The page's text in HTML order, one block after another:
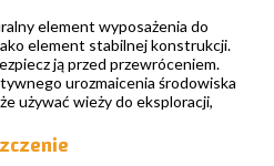
element wyposażenia do
element stabilnej konstrukcji.
ją przed przewróceniem.
urozmaicenia środowiska
używać wieży do eksploracji,